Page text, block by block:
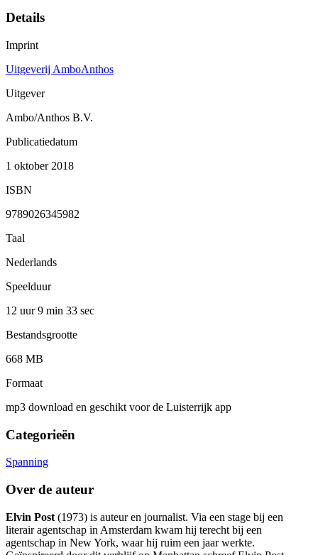
Details
Imprint
Uitgeverij AmboAnthos
Uitgever
Ambo/Anthos B.V.
Publicatiedatum
1 oktober 2018
ISBN
9789026345982
Taal
Nederlands
Speelduur
12 uur 9 min 33 sec
Bestandsgrootte
668 MB
Formaat
mp3 download en geschikt voor de Luisterrijk app
Categorieën
Spanning
Over de auteur
Elvin Post (1973) is auteur en journalist. Via een stage bij een
literair agentschap in Amsterdam kwam hij terecht bij een
agentschap in New York, waar hij ruim een jaar werkte.